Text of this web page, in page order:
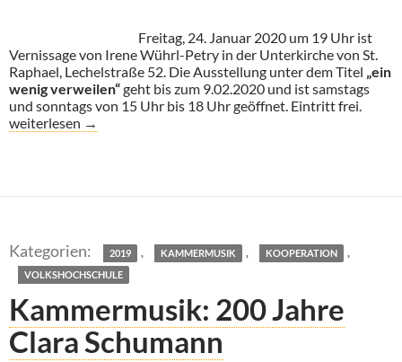
Freitag, 24. Januar 2020 um 19 Uhr ist
Vernissage von Irene Wührl-Petry in der Unterkirche von St.
Raphael, Lechelstraße 52. Die Ausstellung unter dem Titel „ein
wenig verweilen“geht bis zum 9.02.2020 und ist samstags
und sonntags von 15 Uhr bis 18 Uhr geöffnet. Eintritt frei.
Irene Wührl-Petry in der Unterkirche
weiterlesen →
2019 , KAMMERMUSIK , KOOPERATION ,
VOLKSHOCHSCHULE
Kammermusik: 200 Jahre
Clara Schumann